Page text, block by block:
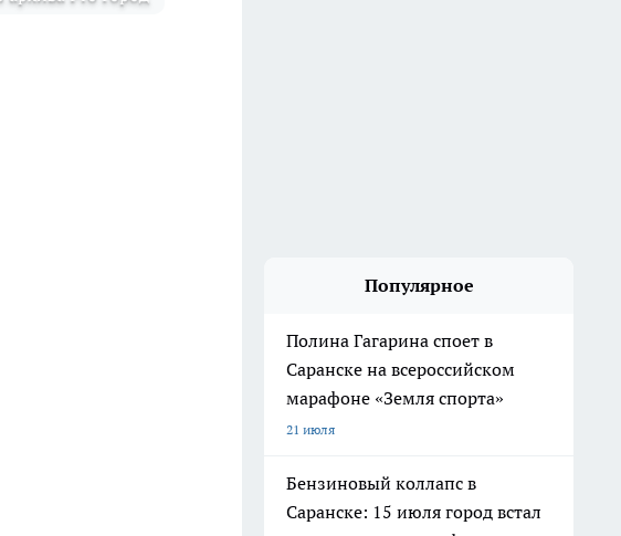
Популярное
Полина Гагарина споет в
Саранске на всероссийском
марафоне «Земля спорта»
21 июля
Бензиновый коллапс в
Саранске: 15 июля город встал